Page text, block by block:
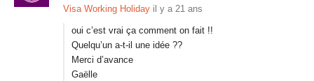
Visa Working Holiday il y a 21 ans
oui c’est vrai ça comment on fait !!
Quelqu’un a-t-il une idée ??
Merci d’avance
Gaëlle